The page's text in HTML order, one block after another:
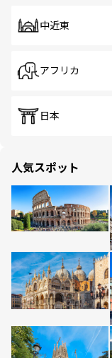
中近東
アフリカ
日本
人気スポット